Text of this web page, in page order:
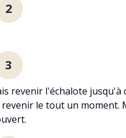
2
3
revenir l'échalote jusqu'à
le tout un moment.